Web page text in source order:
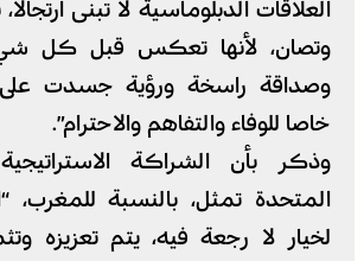
العلاقات الدبلوماسية لا تبنى
وتصان، لأنها تعكس قبل كل شيء
وصداقة راسخة ورؤية جسدت على
خاصا للوفاء والتفاهم والاحترام”.
وذكر بأن الشراكة
المتحدة تمثل، بالنسبة للمغرب،
لخيار لا رجعة فيه، يتم تعزيزه